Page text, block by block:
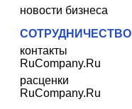
новости бизнеса
СОТРУДНИЧЕСТВО
контакты
RuCompany.Ru
расценки
RuCompany.Ru